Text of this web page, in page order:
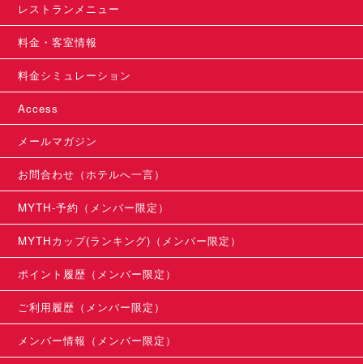
レストランメニュー
料金・客室情報
料金シミュレーション
Access
メールマガジン
お問合わせ（ホテルへ一言）
MYTH-予約（メンバー限定）
MYTHカップ(ランキング)（メンバー限定）
ポイント履歴（メンバー限定）
ご利用履歴（メンバー限定）
メンバー情報（メンバー限定）